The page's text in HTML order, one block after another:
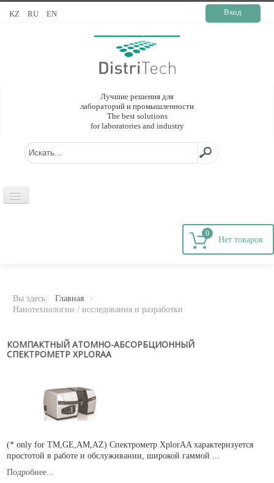
KZ RU EN Вход
Лучшие решения для
лабораторий и промышленности
The best solutions
for laboratories and industry
Compliance
ОБОРУДОВАНИЕ
Промышленное оборудование
СЕРВИС
КОНТАКТЫ
0
Вы здесь: Главная
>
Нанотехнологии / исследования и разработки
КОМПАКТНЫЙ АТОМНО-АБСОРБЦИОННЫЙ
СПЕКТРОМЕТР XPLORAA
(* only for TM,GE,AM,AZ) Спектрометр XplorAA характеризуется
простотой в работе и обслуживании, широкой гаммой ...
Подробнее...